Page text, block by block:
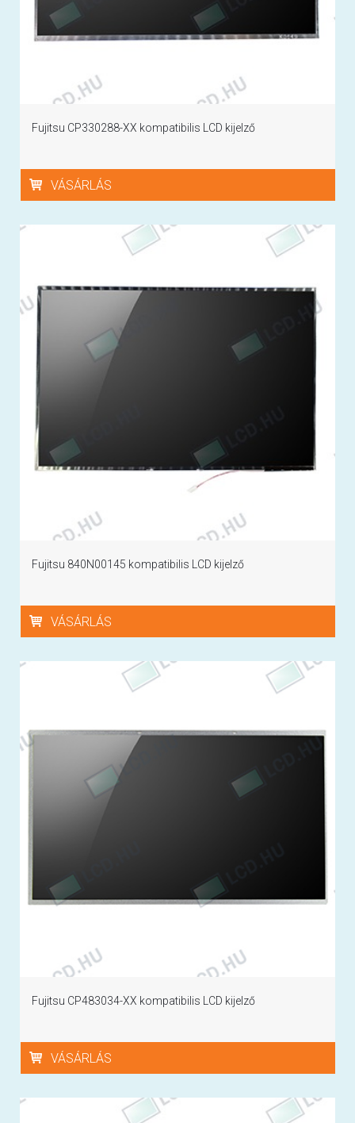
Fujitsu CP330288-XX kompatibilis LCD kijelző
VÁSÁRLÁS
Fujitsu 840N00145 kompatibilis LCD kijelző
VÁSÁRLÁS
Fujitsu CP483034-XX kompatibilis LCD kijelző
VÁSÁRLÁS